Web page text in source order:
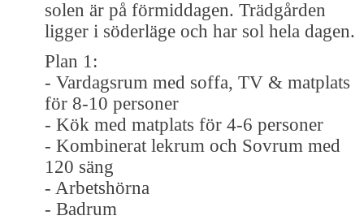
solen är på förmiddagen. Trädgården
ligger i söderläge och har sol hela dagen.
Plan 1:
- Vardagsrum med soffa, TV & matplats
för 8-10 personer
- Kök med matplats för 4-6 personer
- Kombinerat lekrum och Sovrum med
120 säng
- Arbetshörna
- Badrum